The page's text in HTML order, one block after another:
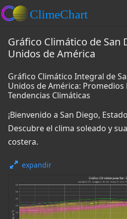
Gráfico Climático de San
Unidos de América
Gráfico Climático Integral de
Unidos de América: Promedios
Tendencias Climáticas
¡Bienvenido a San Diego,
Descubre el clima soleado y
costera.
expandir